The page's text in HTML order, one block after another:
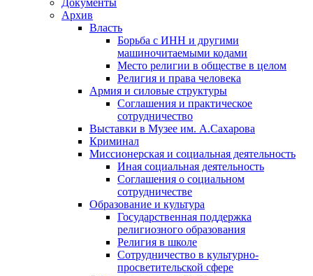
Документы
Архив
Власть
Борьба с ИНН и другими
машиночитаемыми кодами
Место религии в обществе в целом
Религия и права человека
Армия и силовые структуры
Соглашения и практическое
сотрудничество
Выставки в Музее им. А.Сахарова
Криминал
Миссионерская и социальная деятельность
Иная социальная деятельность
Соглашения о социальном
сотрудничестве
Образование и культура
Государственная поддержка
религиозного образования
Религия в школе
Сотрудничество в культурно-
просветительской сфере